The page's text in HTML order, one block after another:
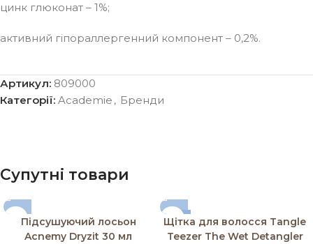
цинк глюконат – 1%;
активний гіпораллергенний компонент – 0,2%.
Артикул: 809000
Категорії: Academie , Бренди
Супутні товари
Підсушуючий лосьон
Acnemy Dryzit 30 мл
-15%
SOLD OUT
Щітка для волосся Tangle
Teezer The Wet Detangler